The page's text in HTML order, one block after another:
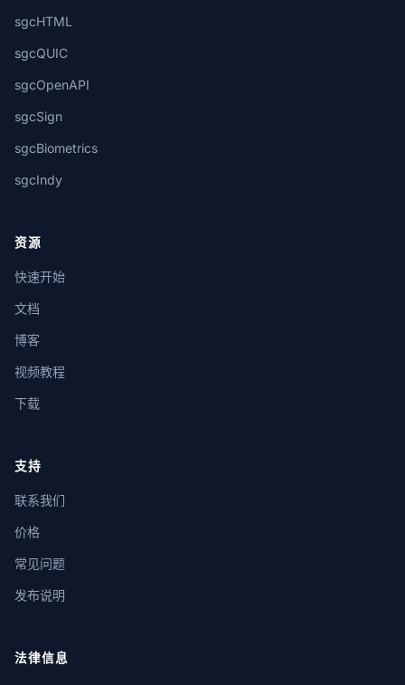
sgcHTML
sgcQUIC
sgcOpenAPI
sgcSign
sgcBiometrics
sgcIndy
资源
快速开始
文档
博客
视频教程
下载
支持
联系我们
价格
常见问题
发布说明
法律信息